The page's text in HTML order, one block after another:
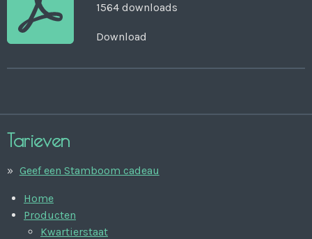
1564 downloads
Download
Tarieven
Geef een Stamboom cadeau
Home
Producten
Kwartierstaat